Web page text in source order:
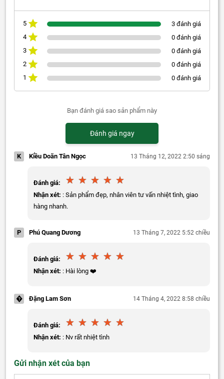
5
3 đánh giá
4
0 đánh giá
3
0 đánh giá
2
0 đánh giá
1
0 đánh giá
Bạn đánh giá sao sản phẩm này
Đánh giá ngay
K Kiều Doãn Tân Ngọc 13 Tháng 12, 2022 2:50 sáng
Đánh giá:
Nhận xét: : Sản phẩm đẹp, nhân viên tư vấn nhiệt tình, giao
hàng nhanh.
P Phú Quang Dương 13 Tháng 7, 2022 5:52 chiều
Đánh giá:
Nhận xét: : Hài lòng ❤️
� Đặng Lam Sơn 14 Tháng 4, 2022 8:58 chiều
Đánh giá:
Nhận xét: : Nv rất nhiệt tình
Gửi nhận xét của bạn